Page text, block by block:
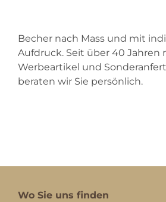
Becher nach Mass und mit
Aufdruck. Seit über 40 Jahren
Werbeartikel und
beraten wir Sie persönlich.
Wo Sie uns finden